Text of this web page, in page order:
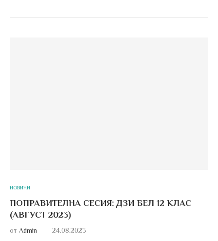
НОВИНИ
ПОПРАВИТЕЛНА СЕСИЯ: ДЗИ БЕЛ 12 КЛАС
(АВГУСТ 2023)
от Admin 24.08.2023